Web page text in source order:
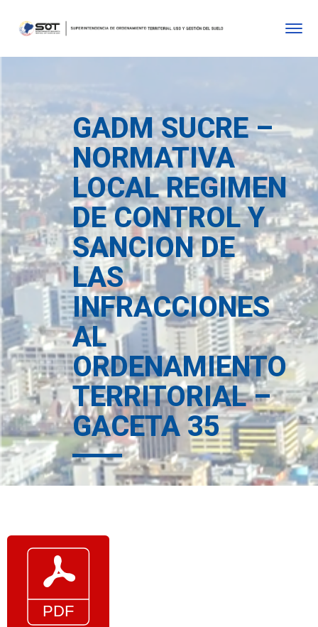
GADM SUCRE –
NORMATIVA
LOCAL REGIMEN
DE CONTROL Y
SANCION DE
LAS
INFRACCIONES
AL
ORDENAMIENTO
TERRITORIAL –
GACETA 35